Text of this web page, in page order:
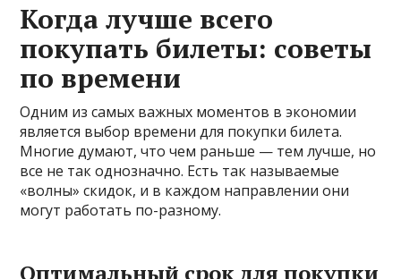
Когда лучше всего
покупать билеты: советы
по времени
Одним из самых важных моментов в экономии
является выбор времени для покупки билета.
Многие думают, что чем раньше — тем лучше, но
все не так однозначно. Есть так называемые
«волны» скидок, и в каждом направлении они
могут работать по-разному.
Оптимальный срок для покупки